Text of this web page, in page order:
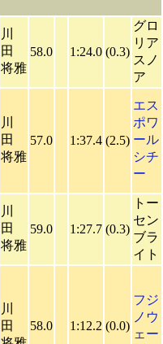
川
田
将雅
58.0 1:24.0 (0.3)
グロ
リア
スノ
ア
川
田
将雅
57.0 1:37.4 (2.5)
エス
ポワ
ール
シチ
ー
川
田
将雅
59.0 1:27.7 (0.3)
トー
セン
ブラ
イト
川
田
58.0 1:12.2 (0.0)
フジ
ノウ
ェー